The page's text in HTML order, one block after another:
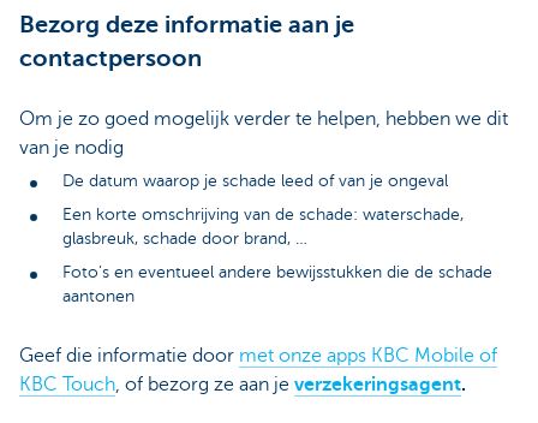
Bezorg deze informatie aan je
contactpersoon
Om je zo goed mogelijk verder te helpen, hebben we dit
van je nodig
De datum waarop je schade leed of van je ongeval
Een korte omschrijving van de schade: waterschade,
glasbreuk, schade door brand, …
Foto’s en eventueel andere bewijsstukken die de schade
aantonen
Geef die informatie door met onze apps KBC Mobile of
KBC Touch, of bezorg ze aan je verzekeringsagent.